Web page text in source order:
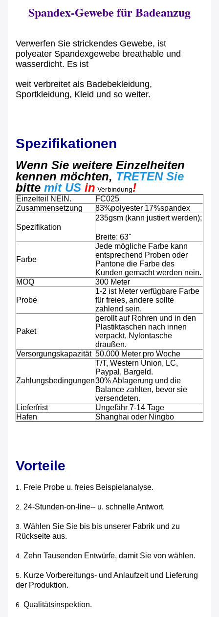
Spandex-Gewebe für Badeanzug
Verwerfen Sie strickendes Gewebe, ist
polyeater Spandexgewebe breathable und
wasserdicht. Es ist
weit verbreitet als Badebekleidung,
Sportkleidung, Kleid und so weiter.
Spezifikationen
Wenn Sie weitere Einzelheiten
kennen möchten, TRETEN Sie
bitte mit US in Verbindung!
Einzelteil NEIN.
FC025
Zusammensetzung
83%polyester 17%spandex
Spezifikation
235gsm (kann justiert werden);
Breite: 63"
Farbe
Jede mögliche Farbe kann
entsprechend Proben oder
Pantone die Farbe des
Kunden gemacht werden nein.
MOQ
300 Meter
Probe
1-2 ist Meter verfügbare Farbe
für freies, andere sollte
zahlend sein.
Paket
gerollt auf Rohren und in den
Plastiktaschen nach innen
verpackt, Nylontasche
draußen.
Versorgungskapazität 50.000 Meter pro Woche
Zahlungsbedingungen
T/T, Western Union, LC,
Paypal, Bargeld.
30% Ablagerung und die
Balance zahlten, bevor sie
versendeten.
Lieferfrist
Ungefähr 7-14 Tage
Hafen
Shanghai oder Ningbo
Vorteile
1. Freie Probe u. freies Beispielanalyse.
2. 24-Stunden-on-line-- u. schnelle Antwort.
3. Wählen Sie Sie bis bis unserer Fabrik und zu
Rückseite aus.
4. Zehn Tausenden Entwürfe, damit Sie von wählen.
5. Kurze Vorbereitungs- und Anlaufzeit und Lieferung
der Produktion.
6. Qualitätsinspektion.